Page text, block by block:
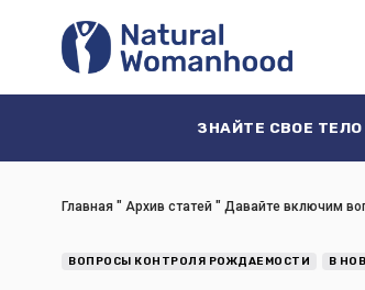
ЗНАЙТЕ СВОЕ ТЕЛО
Главная " Архив статей " Давайте включим
ВОПРОСЫ КОНТРОЛЯ РОЖДАЕМОСТИ В